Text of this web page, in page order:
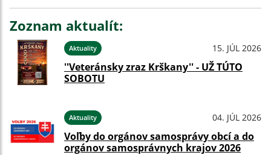
Zoznam aktualít:
Aktuality 15. JÚL 2026
''Veteránsky zraz Krškany'' - UŽ TÚTO
SOBOTU
Aktuality 04. JÚL 2026
Voľby do orgánov samosprávy obcí a do
orgánov samosprávnych krajov 2026